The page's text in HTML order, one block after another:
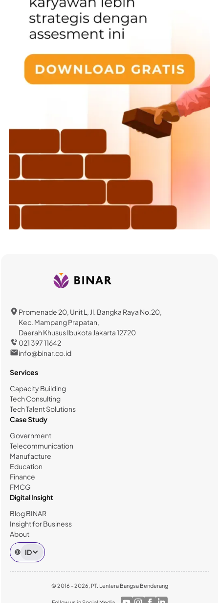
Promenade 20, Unit L, Jl. Bangka Raya No.20,
Kec. Mampang Prapatan,
Daerah Khusus Ibukota Jakarta 12720
021 397 11642
info@binar.co.id
Services
Capacity Building
Tech Consulting
Tech Talent Solutions
Case Study
Government
Telecommunication
Manufacture
Education
Finance
FMCG
Digital Insight
Blog BINAR
Insight for Business
About
ID
© 2016 - 2026, PT. Lentera Bangsa Benderang